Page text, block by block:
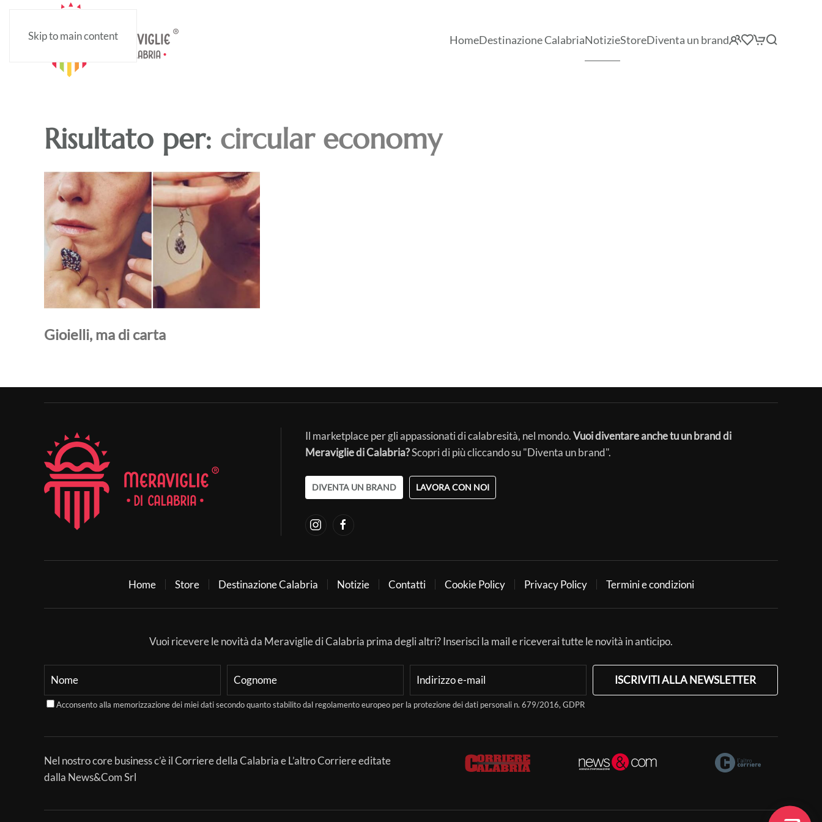
Skip to main content HomeDestinazione CalabriaNotizieStoreDiventa un brand
Risultato per: circular economy
Gioielli, ma di carta
Il marketplace per gli appassionati di calabresità, nel mondo.Vuoi diventare anche tu un brand di
Meraviglie di Calabria?Scopri di più cliccando su "Diventa un brand".
DIVENTA UN BRAND LAVORA CON NOI
Home Store Destinazione Calabria Notizie Contatti Cookie Policy Privacy Policy Termini e condizioni
Vuoi ricevere le novità da Meraviglie di Calabria prima degli altri? Inserisci la mail e riceverai tutte le novità in anticipo.
ISCRIVITI ALLA NEWSLETTER
Acconsento alla memorizzazione dei miei dati secondo quanto stabilito dal regolamento europeo per la protezione dei dati personali n. 679/2016, GDPR
Nel nostro core business c’è il Corriere della Calabria e L’altro Corriere editate
dalla News&Com Srl